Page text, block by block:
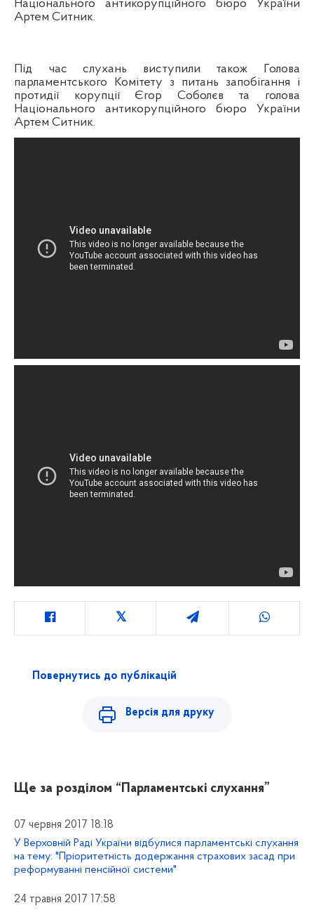
Національного антикорупційного бюро України
Артем Ситник.
Під час слухань виступили також Голова
парламентського Комітету з питань запобігання і
протидії корупції Єгор Соболєв та голова
Національного антикорупційного бюро України
Артем Ситник.
Повернутись до публікацій
Версія для друку
Ще за розділом “Парламентські слухання”
07 червня 2017 18:18
У Верховній Раді України відбулися парламентські слухання
на тему: "Пріоритетність додержання страхових засад при
реформуванні пенсійної системи"
24 травня 2017 17:58